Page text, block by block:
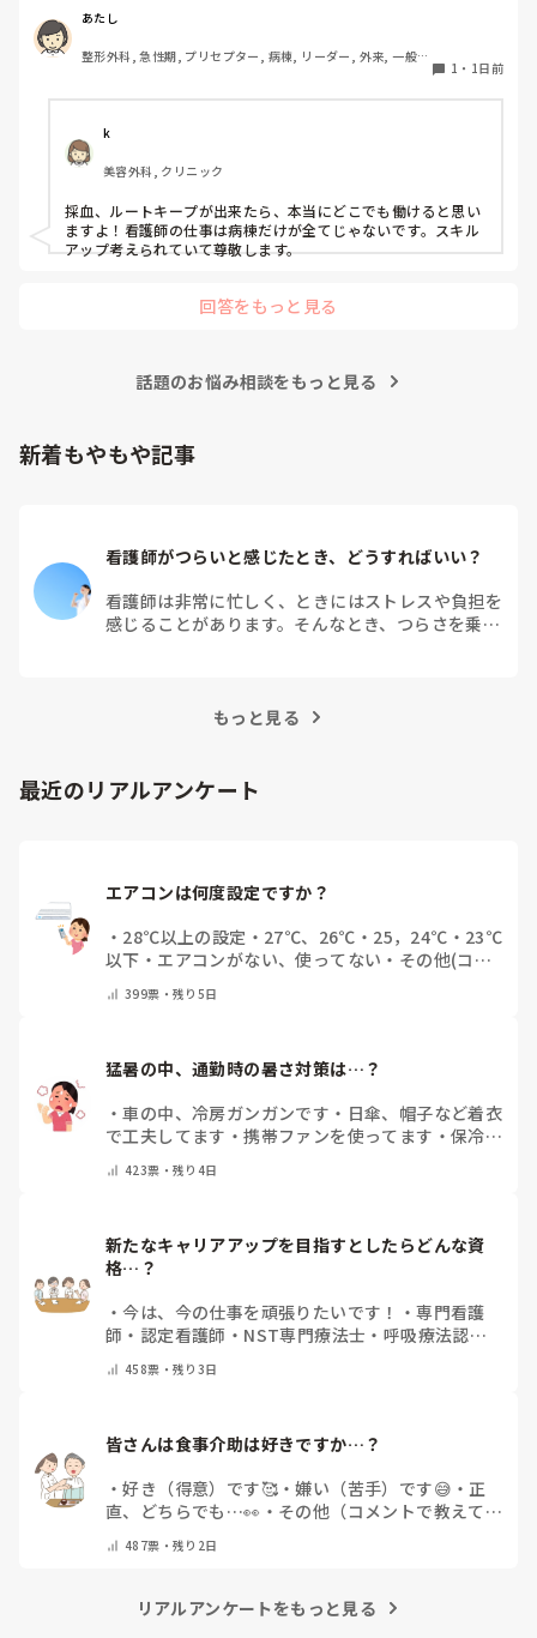
いだったわけではないと思います。
文面を見る限り、AFに気づいて先生へ報告し、一度落ち着いた
後も観察を続け、また変化があった時には先生へ連絡されてい
振り返るのであれば、一人で「自分の判断が遅かった」と考え
るより、その時の血圧や症状、波形、採血などを先生やスタッ
フと一緒に確認してみると、何が起きていたのか少し整理でき
るかもしれません。
急変の後はどうしても「あの時こうしていたら」と考えてしま
うと思います。一人で抱え込まず、周りの方ともお話ししてく
にはつながらないんじゃないか、って思ってしまいます。で
も、循環器やICU、救命に移動する勇気もありません、、
あたし
整形外科, 急性期, プリセプター, 病棟, リーダー, 外来, 一般病
1 ・ 1日前
k
美容外科, クリニック
採血、ルートキープが出来たら、本当にどこでも働けると思い
ますよ！看護師の仕事は病棟だけが全てじゃないです。スキル
アップ考えられていて尊敬します。
回答をもっと見る
話題のお悩み相談をもっと見る
新着もやもや記事
看護師がつらいと感じたとき、どうすればいい？
看護師は非常に忙しく、ときにはストレスや負担を
感じることがあります。そんなとき、つらさを乗り
もっと見る
最近のリアルアンケート
エアコンは何度設定ですか？
・ 28℃以上の設定 ・ 27℃、26℃ ・ 25，24℃ ・ 23℃
以下 ・ エアコンがない、使ってない ・ その他(コメ
399票・残り5日
猛暑の中、通勤時の暑さ対策は…？
・車の中、冷房ガンガンです ・ 日傘、帽子など着衣
で工夫してます ・携帯ファンを使ってます ・ 保冷剤
ん ・その他（コメントで教えて下さい）
423票・残り4日
新たなキャリアアップを目指すとしたらどんな資
格…？
・今は、今の仕事を頑張りたいです！ ・専門看護
師 ・ 認定看護師 ・ NST専門療法士 ・ 呼吸療法認定
内視鏡技師・その他(コメントで教えて下さい)
458票・残り3日
皆さんは食事介助は好きですか…？
・好き（得意）です🥰・嫌い（苦手）です😅 ・ 正
直、どちらでも…👀 ・ その他（コメントで教えてく
487票・残り2日
リアルアンケートをもっと見る